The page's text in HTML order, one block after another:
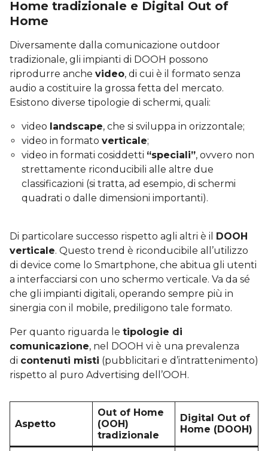
Home tradizionale e Digital Out of
Home
Diversamente dalla comunicazione outdoor
tradizionale, gli impianti di DOOH possono
riprodurre anche video, di cui è il formato senza
audio a costituire la grossa fetta del mercato.
Esistono diverse tipologie di schermi, quali:
video landscape, che si sviluppa in orizzontale;
video in formato verticale;
video in formati cosiddetti “speciali”, ovvero non
strettamente riconducibili alle altre due
classificazioni (si tratta, ad esempio, di schermi
quadrati o dalle dimensioni importanti).
Di particolare successo rispetto agli altri è il DOOH
verticale. Questo trend è riconducibile all’utilizzo
di device come lo Smartphone, che abitua gli utenti
a interfacciarsi con uno schermo verticale. Va da sé
che gli impianti digitali, operando sempre più in
sinergia con il mobile, prediligono tale formato.
Per quanto riguarda le tipologie di
comunicazione, nel DOOH vi è una prevalenza
di contenuti misti (pubblicitari e d’intrattenimento)
rispetto al puro Advertising dell’OOH.
Aspetto
Out of Home
(OOH)
tradizionale
Digital Out of
Home (DOOH)